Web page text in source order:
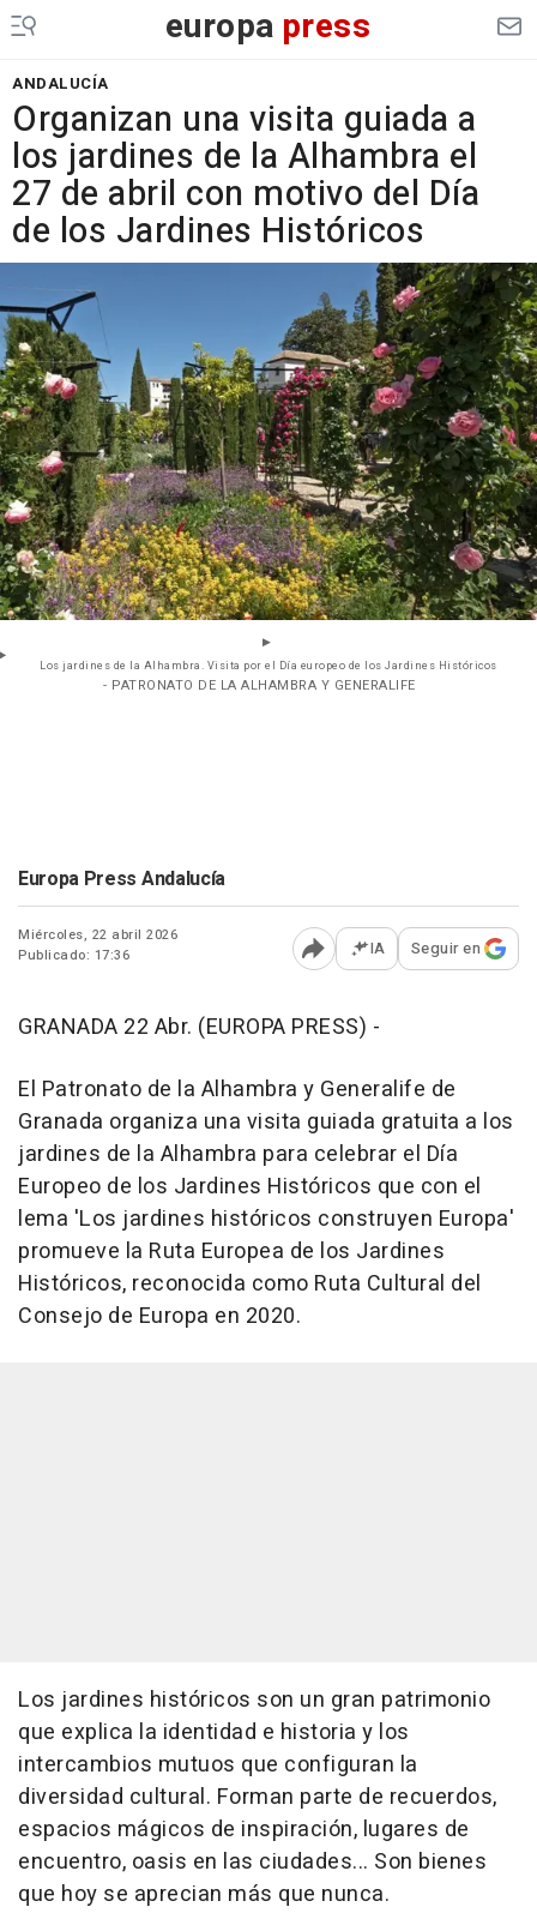
europa press
ANDALUCÍA
Organizan una visita guiada a
los jardines de la Alhambra el
27 de abril con motivo del Día
de los Jardines Históricos
Los jardines de la Alhambra. Visita por el Día europeo de los Jardines Históricos
- PATRONATO DE LA ALHAMBRA Y GENERALIFE
Europa Press Andalucía
Miércoles, 22 abril 2026
Publicado: 17:36
Abrir opciones para
IA Seguir en
GRANADA 22 Abr. (EUROPA PRESS) -
El Patronato de la Alhambra y Generalife de
Granada organiza una visita guiada gratuita a los
jardines de la Alhambra para celebrar el Día
Europeo de los Jardines Históricos que con el
lema 'Los jardines históricos construyen Europa'
promueve la Ruta Europea de los Jardines
Históricos, reconocida como Ruta Cultural del
Consejo de Europa en 2020.
Los jardines históricos son un gran patrimonio
que explica la identidad e historia y los
intercambios mutuos que configuran la
diversidad cultural. Forman parte de recuerdos,
espacios mágicos de inspiración, lugares de
encuentro, oasis en las ciudades... Son bienes
que hoy se aprecian más que nunca.